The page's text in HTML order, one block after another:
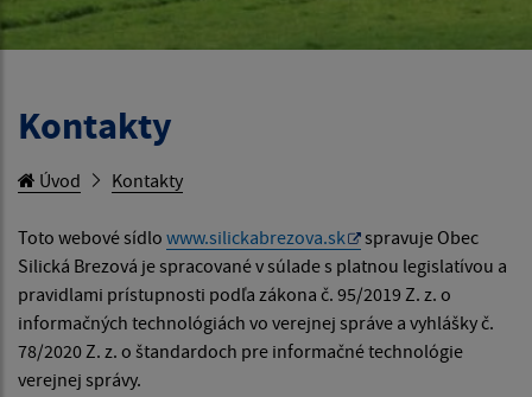
Kontakty
Úvod Kontakty
Toto webové sídlo www.silickabrezova.sk
spravuje Obec
Silická Brezová je spracované v súlade s platnou legislatívou a
pravidlami prístupnosti podľa zákona č. 95/2019 Z. z. o
informačných technológiách vo verejnej správe a vyhlášky č.
78/2020 Z. z. o štandardoch pre informačné technológie
verejnej správy.